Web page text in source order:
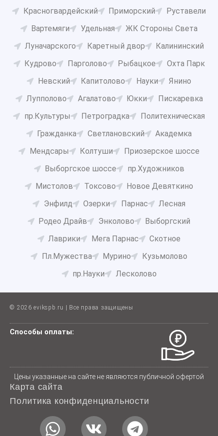
Красногвардейский Приморский
Руставели
Вартемяги
Удельная
ЖК Стороны Света
Луначарского
Каретный двор
Калининский
Кудрово
Парголово Рыбацкое
Охта Парк
Невский
Капитолово Науки
Янино
Лупполово
Агалатово Юкки
Пискаревка
пр.Культуры
Петроградка
Политехническая
Гражданка
Светлановский
Академка
Мендсары
Колтуши
Приозерское шоссе
Выборгское шоссе
пр.Художников
Мистолов
Токсово
Новое Девяткино
Энфилд
Озерки Парнас
Лесная
Родео Драйв
Энколово
Выборгский
Лаврики
Мега Парнас
Скотное
Пл.Мужества
Мурино
Кузьмолово
пр.Науки
Лесколово
© 2026 evikspb.ru | Все права защищены
Способы оплаты:
Цены указанные на сайте не являются публичной офертой
Карта сайта
Политика конфиденциальности
W
V
T